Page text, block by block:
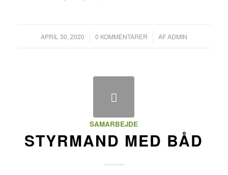
APRIL 30, 2020 0 KOMMENTARER
/ AFADMIN
SAMARBEJDE
STYRMAND MED BÅD